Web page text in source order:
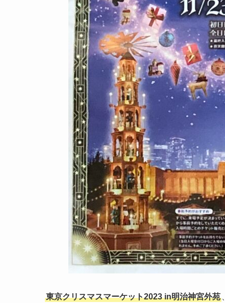
東京クリスマスマーケット2023 in明治神宮外苑